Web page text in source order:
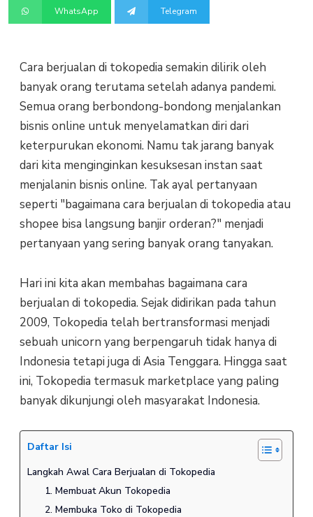
WhatsApp Telegram
Cara berjualan di tokopedia semakin dilirik oleh
banyak orang terutama setelah adanya pandemi.
Semua orang berbondong-bondong menjalankan
bisnis online untuk menyelamatkan diri dari
keterpurukan ekonomi. Namu tak jarang banyak
dari kita menginginkan kesuksesan instan saat
menjalanin bisnis online. Tak ayal pertanyaan
seperti "bagaimana cara berjualan di tokopedia atau
shopee bisa langsung banjir orderan?" menjadi
pertanyaan yang sering banyak orang tanyakan.
Hari ini kita akan membahas bagaimana cara
berjualan di tokopedia. Sejak didirikan pada tahun
2009, Tokopedia telah bertransformasi menjadi
sebuah unicorn yang berpengaruh tidak hanya di
Indonesia tetapi juga di Asia Tenggara. Hingga saat
ini, Tokopedia termasuk marketplace yang paling
banyak dikunjungi oleh masyarakat Indonesia.
Daftar Isi
Langkah Awal Cara Berjualan di Tokopedia
1. Membuat Akun Tokopedia
2. Membuka Toko di Tokopedia